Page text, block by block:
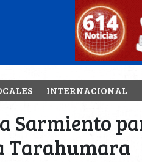
INTERNACIONAL
Sarmiento
Tarahumara